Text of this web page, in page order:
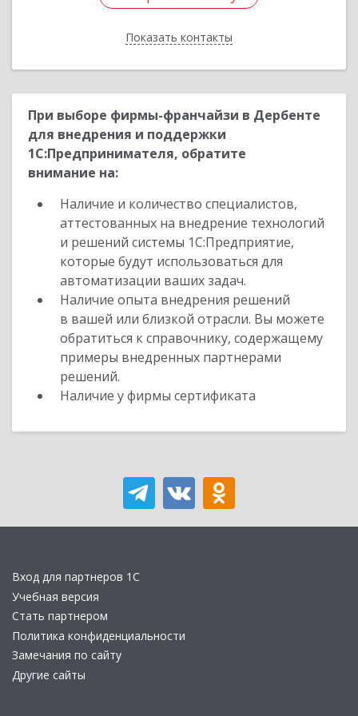
Показать контакты
Назад
При выборе фирмы-франчайзи в Дербенте
для внедрения и поддержки
1С:Предпринимателя, обратите
внимание на:
Наличие и количество специалистов,
аттестованных на внедрение технологий
и решений системы 1С:Предприятие,
которые будут использоваться для
автоматизации ваших задач.
Наличие опыта внедрения решений
в вашей или близкой отрасли. Вы можете
обратиться к справочнику, содержащему
примеры внедренных партнерами
решений.
Наличие у фирмы сертификата
Вход для партнеров 1С
Учебная версия
Стать партнером
Политика конфиденциальности
Замечания по сайту
Другие сайты